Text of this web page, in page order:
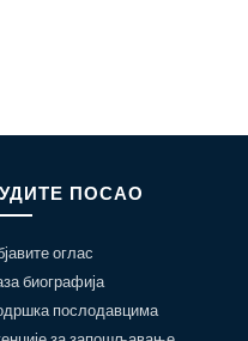
ПОСАО
оглас
биографија
послодавцима